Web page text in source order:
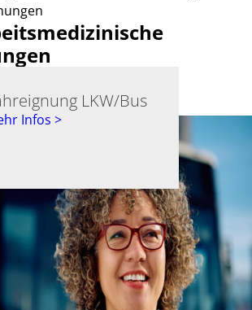
LKW/Bus
Infos >